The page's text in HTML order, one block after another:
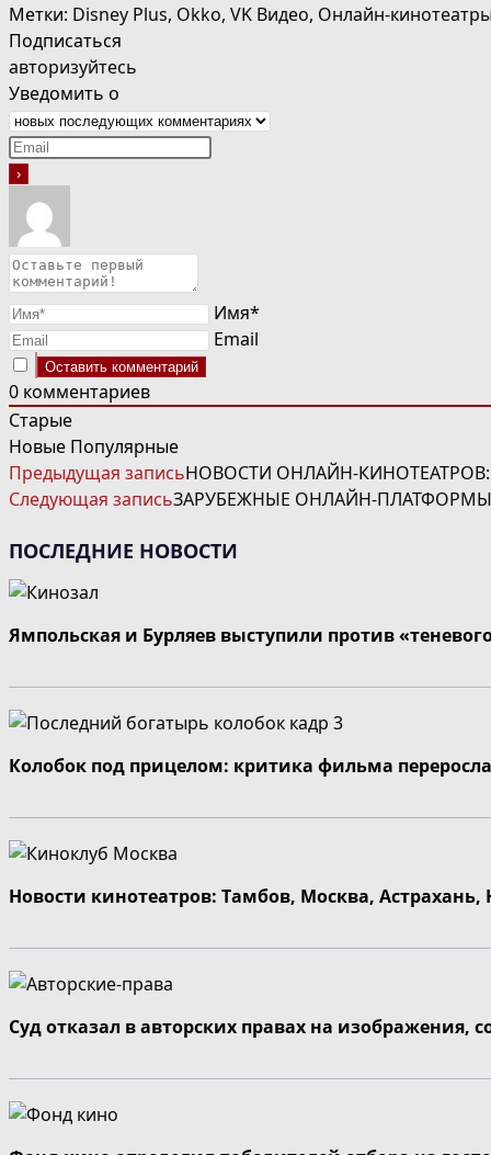
Метки: Disney Plus, Okko, VK Видео, Онлайн-
Подписаться
авторизуйтесь
Уведомить о
Имя*
Email
0 комментариев
Старые
Новые Популярные
ЧИТАТЬ
ДАЛЕЕ
СТАТЬИ
Предыдущая записьНОВОСТИ ОНЛАЙН-
Следующая записьЗАРУБЕЖНЫЕ ОНЛАЙН-
ПОСЛЕДНИЕ НОВОСТИ
Ямпольская и Бурляев выступили против
Колобок под прицелом: критика фильма
Новости кинотеатров: Тамбов, Москва,
Суд отказал в авторских правах на изображения,